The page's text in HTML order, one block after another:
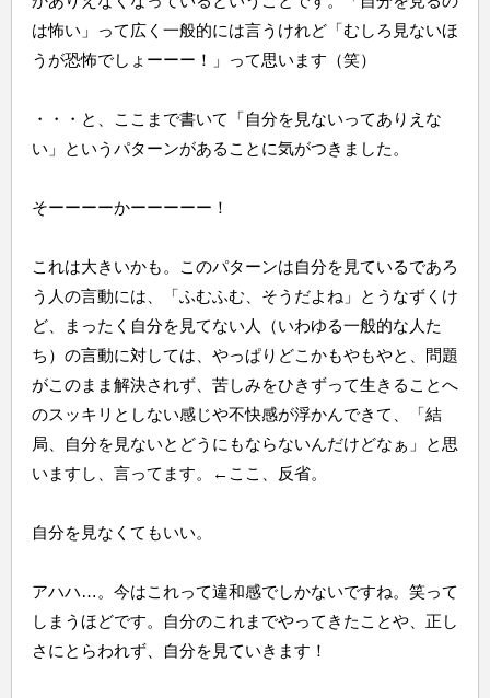
は怖い」って広く一般的には言うけれど「むしろ見ないほ
うが恐怖でしょーーー！」って思います（笑）
・・・と、ここまで書いて「自分を見ないってありえな
い」というパターンがあることに気がつきました。
そーーーーかーーーーー！
これは大きいかも。このパターンは自分を見ているであろ
う人の言動には、「ふむふむ、そうだよね」とうなずくけ
ど、まったく自分を見てない人（いわゆる一般的な人た
ち）の言動に対しては、やっぱりどこかもやもやと、問題
がこのまま解決されず、苦しみをひきずって生きることへ
のスッキリとしない感じや不快感が浮かんできて、「結
局、自分を見ないとどうにもならないんだけどなぁ」と思
いますし、言ってます。←ここ、反省。
自分を見なくてもいい。
アハハ…。今はこれって違和感でしかないですね。笑って
しまうほどです。自分のこれまでやってきたことや、正し
さにとらわれず、自分を見ていきます！